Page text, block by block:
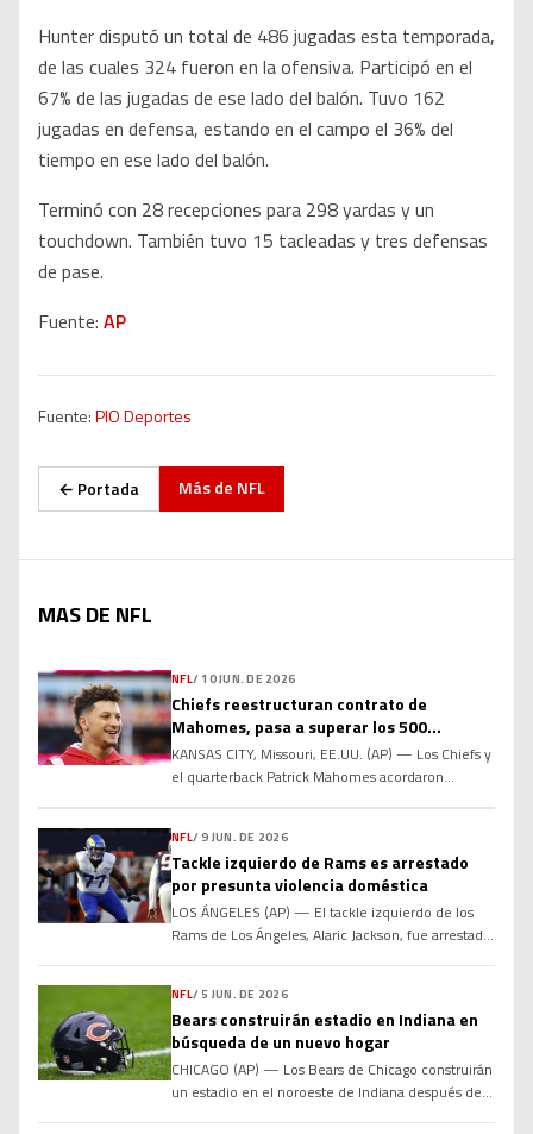
Hunter disputó un total de 486 jugadas esta temporada,
de las cuales 324 fueron en la ofensiva. Participó en el
67% de las jugadas de ese lado del balón. Tuvo 162
jugadas en defensa, estando en el campo el 36% del
tiempo en ese lado del balón.
Terminó con 28 recepciones para 298 yardas y un
touchdown. También tuvo 15 tacleadas y tres defensas
de pase.
Fuente: AP
Fuente:PIO Deportes
← Portada Más de NFL
MAS DE NFL
NFL/ 10 JUN. DE 2026
Chiefs reestructuran contrato de
Mahomes, pasa a superar los 500
millones de dólares
KANSAS CITY, Missouri, EE.UU. (AP) — Los Chiefs y
el quarterback Patrick Mahomes acordaron
encima de los 500 millones de dólares, informó a
The Associated Press el miércoles una persona
familiarizada con los términos. La fuente habló
con la […]
NFL/9 JUN. DE 2026
Tackle izquierdo de Rams es arrestado
por presunta violencia doméstica
LOS ÁNGELES (AP) — El tackle izquierdo de los
Rams de Los Ángeles, Alaric Jackson, fue arrestado
Los Ángeles informó que Jackson fue arrestado
después de que los agentes acudieran a su casa en
el vecindario de West Hills, en […]
NFL/ 5 JUN. DE 2026
Bears construirán estadio en Indiana en
búsqueda de un nuevo hogar
CHICAGO (AP) — Los Bears de Chicago construirán
un estadio en el noroeste de Indiana después de